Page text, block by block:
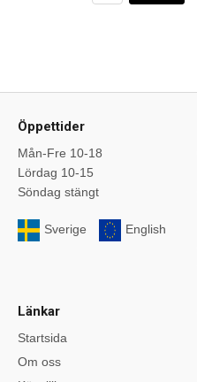
Öppettider
Mån-Fre 10-18
Lördag 10-15
Söndag stängt
Sverige English
Länkar
Startsida
Om oss